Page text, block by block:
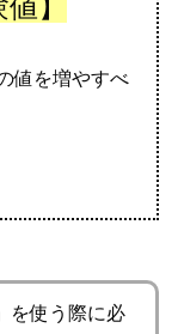
値を増やすべ
を使う際に必